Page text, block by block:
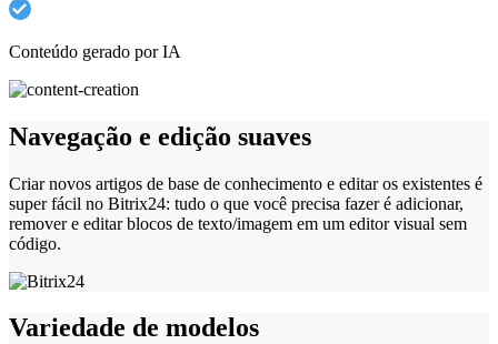
Conteúdo gerado por IA
Navegação e edição suaves
Criar novos artigos de base de conhecimento e editar os existentes é
super fácil no Bitrix24: tudo o que você precisa fazer é adicionar,
remover e editar blocos de texto/imagem em um editor visual sem
código.
Variedade de modelos